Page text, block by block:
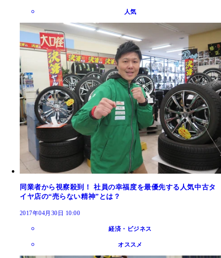
人気
同業者から視察殺到！ 社員の幸福度を最優先する人気中古タ
イヤ店の“売らない精神”とは？
2017年04月30日 10:00
経済・ビジネス
オススメ